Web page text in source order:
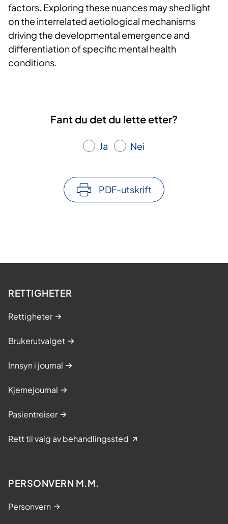
factors. Exploring these nuances may shed light
on the interrelated aetiological mechanisms
driving the developmental emergence and
differentiation of specific mental health
conditions.
Fant du det du lette etter?
Ja Nei
PDF-utskrift
RETTIGHETER
Rettigheter
Brukerutvalget
Innsyn i journal
Kjernejournal
Pasientreiser
Rett til valg av behandlingssted
PERSONVERN M.M.
Personvern